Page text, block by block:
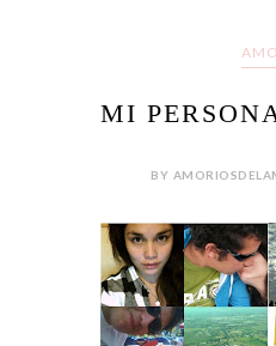
MI
BY